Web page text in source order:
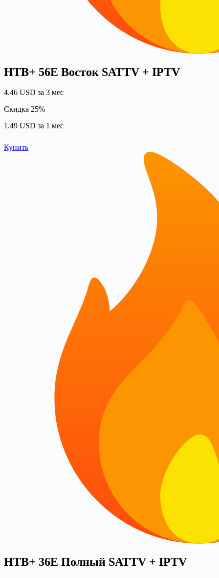
НТВ+ 56Е Восток SATTV + IPTV
4.46 USD за 3 мес
Скидка 25%
1.49 USD за 1 мес
Купить
НТВ+ 36E Полный SATTV + IPTV